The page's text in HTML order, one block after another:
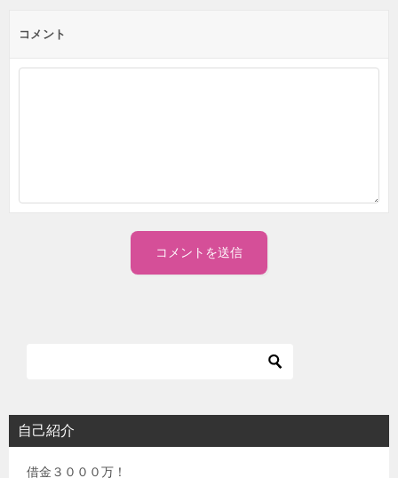
コメント
自己紹介
借金３０００万！